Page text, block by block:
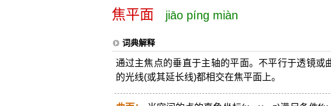
焦平面 jiāo píng miàn
词典解释
通过主焦点的垂直于主轴的平面。不平行于透镜
的光线(或其延长线)都相交在焦平面上。